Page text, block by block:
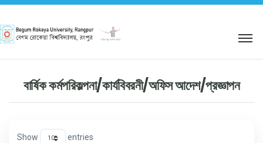
শহিদ আবু সাঈদ কর্নার
বার্ষিক কর্মপরিকল্পনা/কার্যবিবরনী/অফিস আদেশ/প্রজ্ঞাপন
Show entries